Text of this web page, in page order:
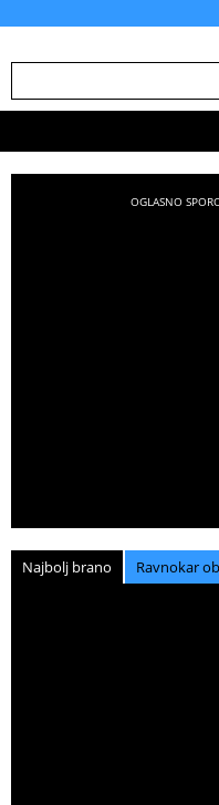
Najbolj brano Ravnokar